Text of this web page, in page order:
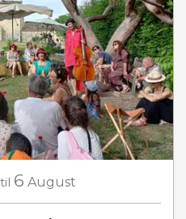
6 August